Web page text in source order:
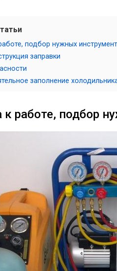
подбор нужных
заправки
заполнение
к работе, подбор